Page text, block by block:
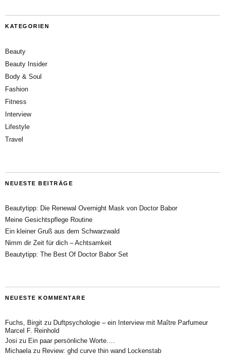
KATEGORIEN
Beauty
Beauty Insider
Body & Soul
Fashion
Fitness
Interview
Lifestyle
Travel
NEUESTE BEITRÄGE
Beautytipp: Die Renewal Overnight Mask von Doctor Babor
Meine Gesichtspflege Routine
Ein kleiner Gruß aus dem Schwarzwald
Nimm dir Zeit für dich – Achtsamkeit
Beautytipp: The Best Of Doctor Babor Set
NEUESTE KOMMENTARE
Fuchs, Birgit zu Duftpsychologie – ein Interview mit Maître Parfumeur
Marcel F. Reinhold
Josi zu Ein paar persönliche Worte….
Michaela zu Review: ghd curve thin wand Lockenstab